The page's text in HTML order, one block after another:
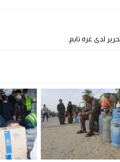
لدى غزة تايم.